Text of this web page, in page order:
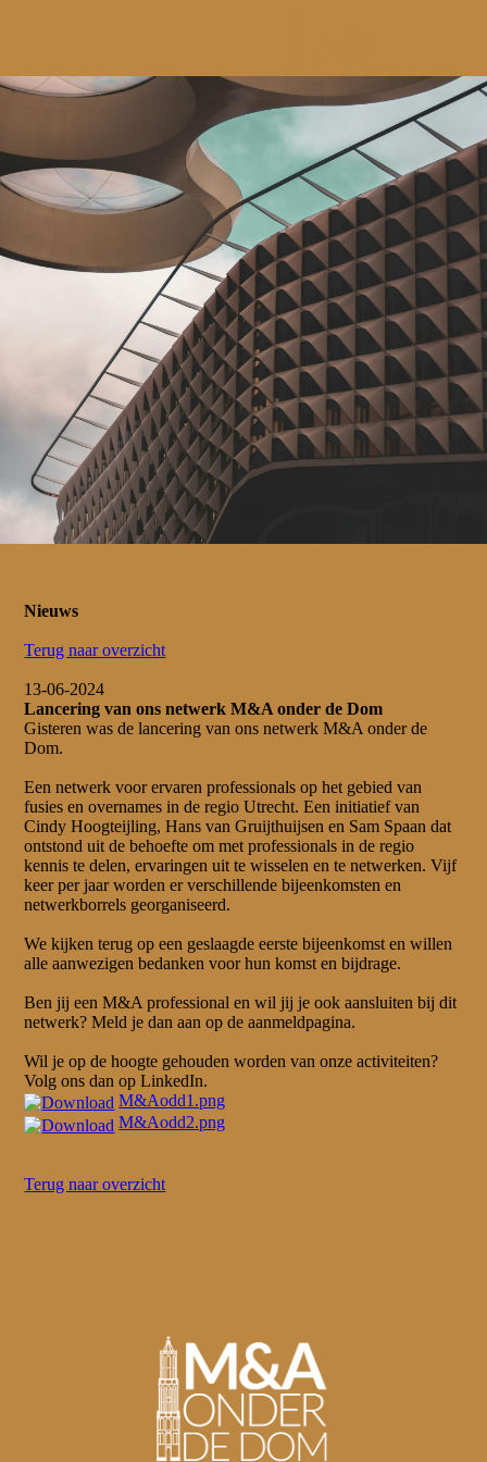
Nieuws
Terug naar overzicht
13-06-2024
Lancering van ons netwerk M&A onder de Dom
Gisteren was de lancering van ons netwerk M&A onder de
Dom.
Een netwerk voor ervaren professionals op het gebied van
fusies en overnames in de regio Utrecht. Een initiatief van
Cindy Hoogteijling, Hans van Gruijthuijsen en Sam Spaan dat
ontstond uit de behoefte om met professionals in de regio
kennis te delen, ervaringen uit te wisselen en te netwerken. Vijf
keer per jaar worden er verschillende bijeenkomsten en
netwerkborrels georganiseerd.
We kijken terug op een geslaagde eerste bijeenkomst en willen
alle aanwezigen bedanken voor hun komst en bijdrage.
Ben jij een M&A professional en wil jij je ook aansluiten bij dit
netwerk? Meld je dan aan op de aanmeldpagina.
Wil je op de hoogte gehouden worden van onze activiteiten?
Volg ons dan op LinkedIn.
M&Aodd1.png
M&Aodd2.png
Terug naar overzicht